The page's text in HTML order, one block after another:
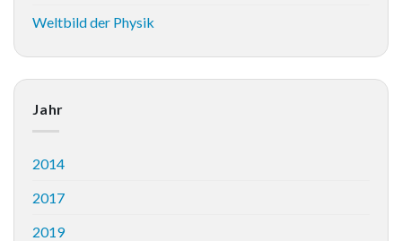
Weltbild der Physik
Jahr
2014
2017
2019